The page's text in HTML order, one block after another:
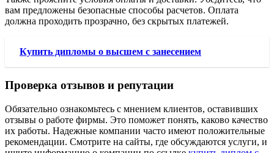
вам предложены безопасные способы расчетов. Оплата
должна проходить прозрачно, без скрытых платежей.
Купить дипломы о высшем с занесением
Проверка отзывов и репутации
Обязательно ознакомьтесь с мнением клиентов, оставивших
отзывы о работе фирмы. Это поможет понять, каково качество
их работы. Надежные компании часто имеют положительные
рекомендации. Смотрите на сайты, где обсуждаются услуги, и